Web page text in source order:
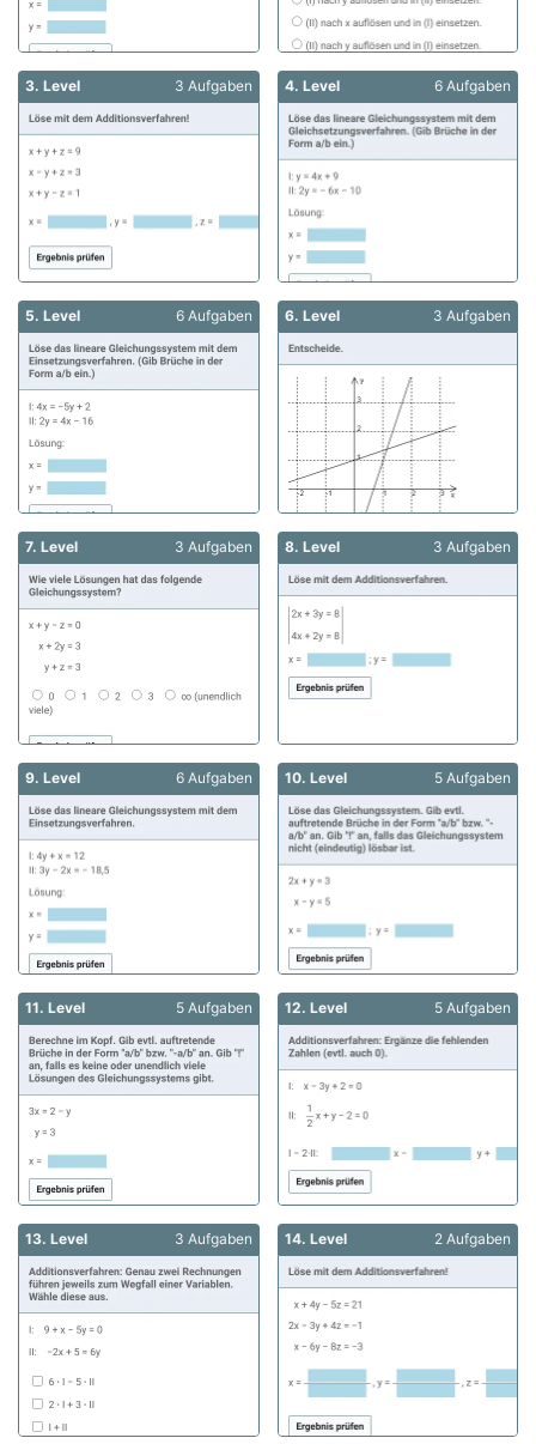
3. Level 3 Aufgaben 4. Level 6 Aufgaben
5. Level 6 Aufgaben 6. Level 3 Aufgaben
7. Level 3 Aufgaben 8. Level 3 Aufgaben
9. Level 6 Aufgaben 10. Level 5 Aufgaben
11. Level 5 Aufgaben 12. Level 5 Aufgaben
13. Level 3 Aufgaben 14. Level 2 Aufgaben